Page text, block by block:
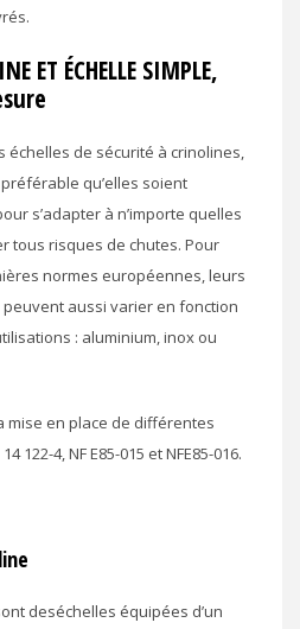
ET ÉCHELLE SIMPLE,
échelles de sécurité à crinolines,
qu’elles soient
s’adapter à n’importe quelles
tous risques de chutes. Pour
normes européennes, leurs
aussi varier en fonction
: aluminium, inox ou
mise en place de différentes
122-4, NF E85-015 et NFE85-016.
deséchelles équipées d’un